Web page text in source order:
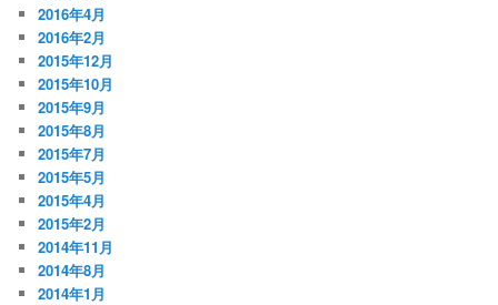
2016年4月
2016年2月
2015年12月
2015年10月
2015年9月
2015年8月
2015年7月
2015年5月
2015年4月
2015年2月
2014年11月
2014年8月
2014年1月